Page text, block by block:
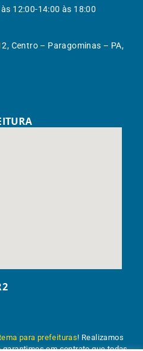
12:00-14:00 às 18:00
Centro – Paragominas – PA,
para prefeituras! Realizamos
em contrato que todas